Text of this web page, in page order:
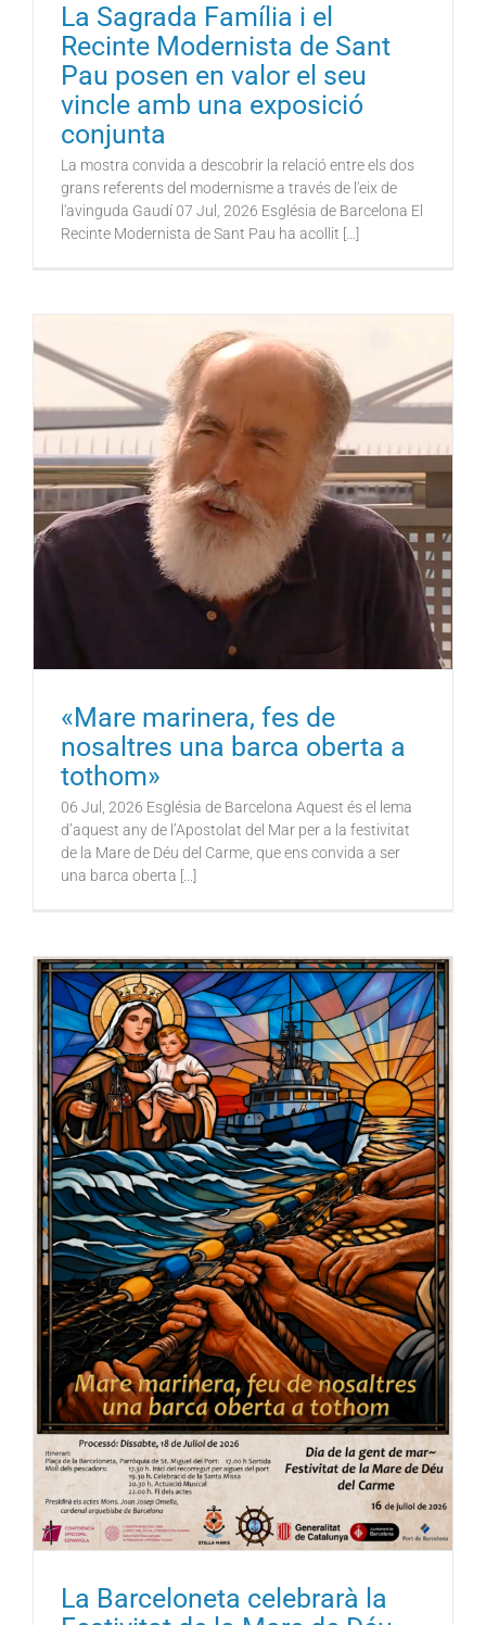
La Sagrada Família i el
Recinte Modernista de Sant
Pau posen en valor el seu
vincle amb una exposició
conjunta
La mostra convida a descobrir la relació entre els dos
grans referents del modernisme a través de l'eix de
l'avinguda Gaudí 07 Jul, 2026 Església de Barcelona El
Recinte Modernista de Sant Pau ha acollit [...]
«Mare marinera, fes de
nosaltres una barca oberta a
tothom»
06 Jul, 2026 Església de Barcelona Aquest és el lema
d’aquest any de l’Apostolat del Mar per a la festivitat
de la Mare de Déu del Carme, que ens convida a ser
una barca oberta [...]
La Barceloneta celebrarà la